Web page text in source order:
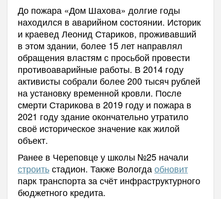
До пожара «Дом Шахова» долгие годы
находился в аварийном состоянии. Историк
и краевед Леонид Стариков, проживавший
в этом здании, более 15 лет направлял
обращения властям с просьбой провести
противоаварийные работы. В 2014 году
активисты собрали более 200 тысяч рублей
на установку временной кровли. После
смерти Старикова в 2019 году и пожара в
2021 году здание окончательно утратило
своё историческое значение как жилой
объект.
Ранее в Череповце у школы №25 начали
строитьстадион. Также Вологдаобновит
парк транспорта за счёт инфраструктурного
бюджетного кредита.